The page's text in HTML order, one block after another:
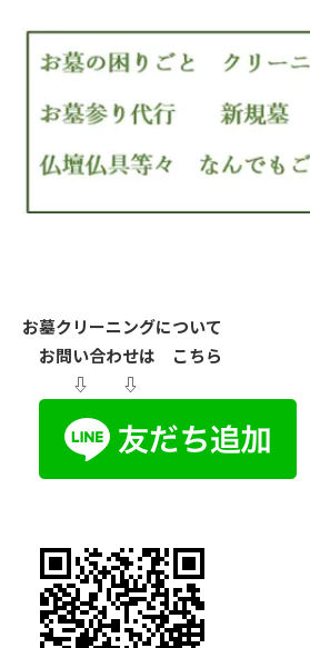
お墓クリーニングについて
お問い合わせは こちら
⇩ ⇩